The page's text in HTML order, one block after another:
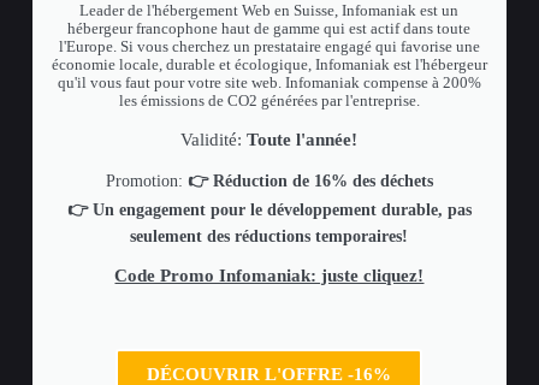
Leader de l'hébergement Web en Suisse, Infomaniak est un
hébergeur francophone haut de gamme qui est actif dans toute
l'Europe. Si vous cherchez un prestataire engagé qui favorise une
économie locale, durable et écologique, Infomaniak est l'hébergeur
qu'il vous faut pour votre site web. Infomaniak compense à 200%
les émissions de CO2 générées par l'entreprise.
Validité:Toute l'année!
Promotion: 👉 Réduction de 16% des déchets
👉 Un engagement pour le développement durable, pas
seulement des réductions temporaires!
Code Promo Infomaniak: juste cliquez!
DÉCOUVRIR L'OFFRE -16%